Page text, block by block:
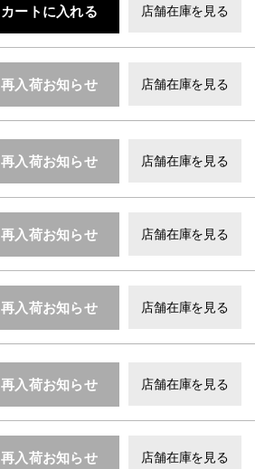
カートに入れる 店舗在庫を見る
再入荷お知らせ 店舗在庫を見る
再入荷お知らせ 店舗在庫を見る
再入荷お知らせ 店舗在庫を見る
再入荷お知らせ 店舗在庫を見る
再入荷お知らせ 店舗在庫を見る
再入荷お知らせ 店舗在庫を見る